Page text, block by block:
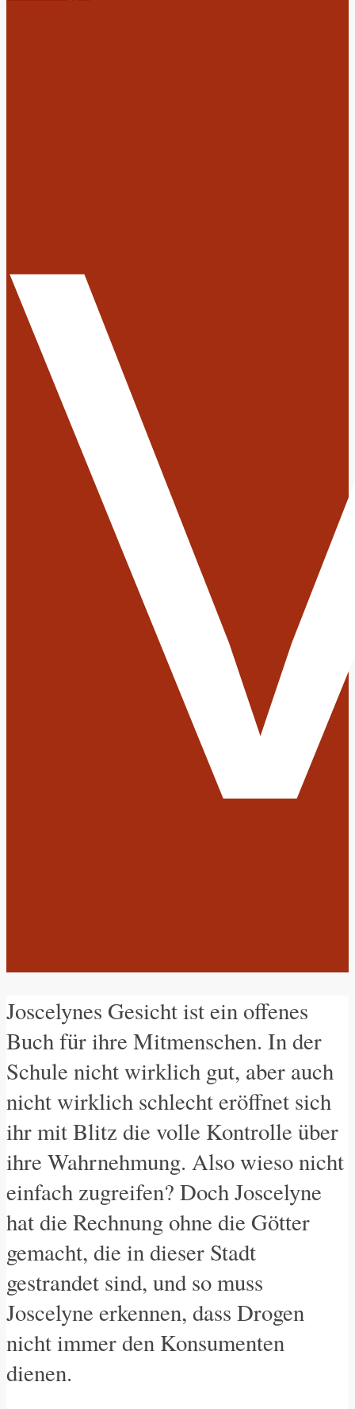
Joscelynes Gesicht ist ein offenes
Buch für ihre Mitmenschen. In der
Schule nicht wirklich gut, aber auch
nicht wirklich schlecht eröffnet sich
ihr mit Blitz die volle Kontrolle über
ihre Wahrnehmung. Also wieso nicht
einfach zugreifen? Doch Joscelyne
hat die Rechnung ohne die Götter
gemacht, die in dieser Stadt
gestrandet sind, und so muss
Joscelyne erkennen, dass Drogen
nicht immer den Konsumenten
dienen.